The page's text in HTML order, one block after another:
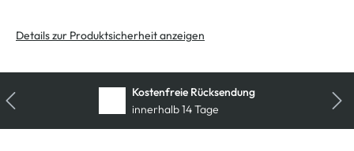
Details zur Produktsicherheit anzeigen
Kostenfreie Rücksendung
innerhalb 14 Tage